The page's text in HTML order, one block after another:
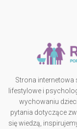
Strona internetowa
lifestylowe i
wychowaniu
pytania dotyczące
się wiedzą,